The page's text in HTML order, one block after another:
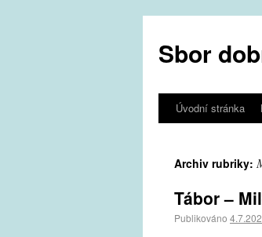
Sbor
Úvodní stránka
Archiv rubriky:
Tábor –
Publikováno